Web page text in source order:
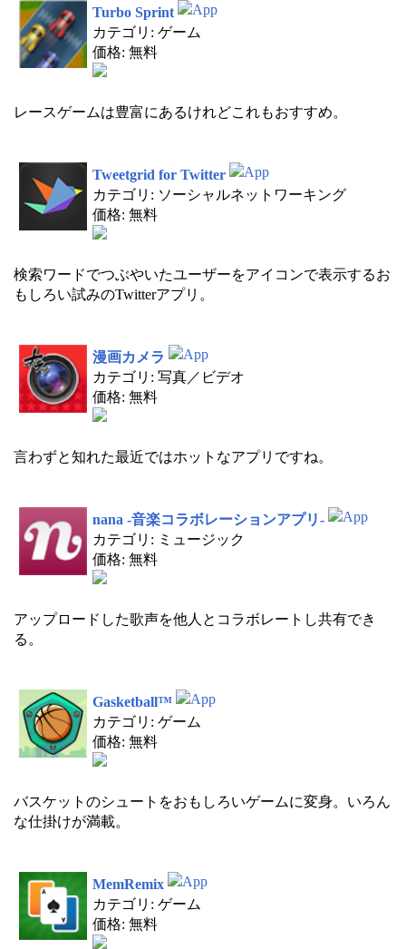
Turbo Sprint
カテゴリ: ゲーム
価格: 無料
レースゲームは豊富にあるけれどこれもおすすめ。
Tweetgrid for Twitter
カテゴリ: ソーシャルネットワーキング
価格: 無料
検索ワードでつぶやいたユーザーをアイコンで表示するお
もしろい試みのTwitterアプリ。
漫画カメラ
カテゴリ: 写真／ビデオ
価格: 無料
言わずと知れた最近ではホットなアプリですね。
nana -音楽コラボレーションアプリ-
カテゴリ: ミュージック
価格: 無料
アップロードした歌声を他人とコラボレートし共有でき
る。
Gasketball™
カテゴリ: ゲーム
価格: 無料
バスケットのシュートをおもしろいゲームに変身。いろん
な仕掛けが満載。
MemRemix
カテゴリ: ゲーム
価格: 無料